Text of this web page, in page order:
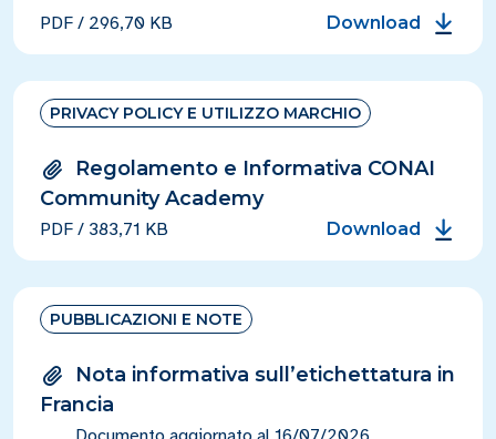
PDF / 296,70 KB Download
PRIVACY POLICY E UTILIZZO MARCHIO
Regolamento e Informativa CONAI
Community Academy
PDF / 383,71 KB Download
PUBBLICAZIONI E NOTE
Nota informativa sull’etichettatura in
Francia